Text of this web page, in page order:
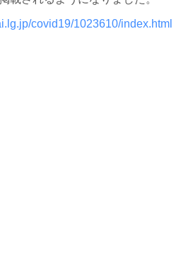
covid19/1023610/index.html